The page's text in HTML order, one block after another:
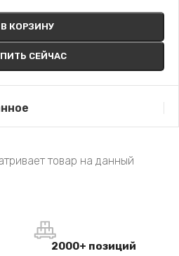
В КОРЗИНУ
СЕЙЧАС
товар на данный
2000+ позиций